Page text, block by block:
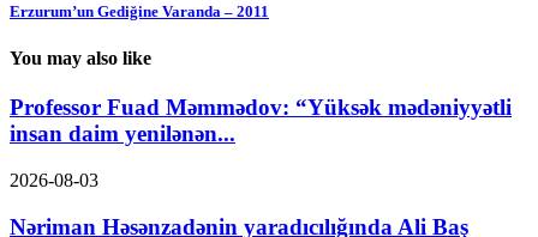
Erzurum’un Gediğine Varanda – 2011
You may also like
Professor Fuad Məmmədov: “Yüksək mədəniyyətli
insan daim yenilənən...
2026-08-03
Nəriman Həsənzadənin yaradıcılığında Ali Baş